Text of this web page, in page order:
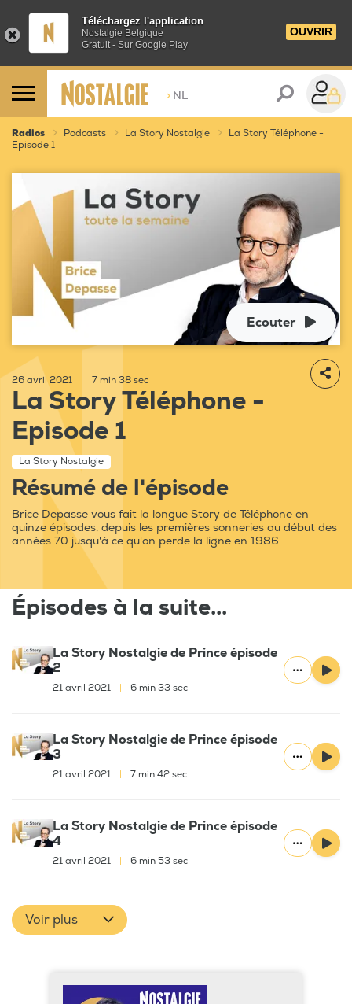
Téléchargez l'application
Nostalgie Belgique
Gratuit - Sur Google Play
OUVRIR
> NL
Radios Podcasts La Story Nostalgie
La Story Téléphone -
Episode 1
Ecouter
26 avril 2021 7 min 38 sec
La Story Téléphone -
Episode 1
La Story Nostalgie
Résumé de l'épisode
Brice Depasse vous fait la longue Story de Téléphone en
quinze épisodes, depuis les premières sonneries au début des
années 70 jusqu'à ce qu'on perde la ligne en 1986
Épisodes à la suite...
La Story Nostalgie de Prince épisode
2
21 avril 2021 6 min 33 sec
La Story Nostalgie de Prince épisode
3
21 avril 2021 7 min 42 sec
La Story Nostalgie de Prince épisode
4
21 avril 2021 6 min 53 sec
Voir plus